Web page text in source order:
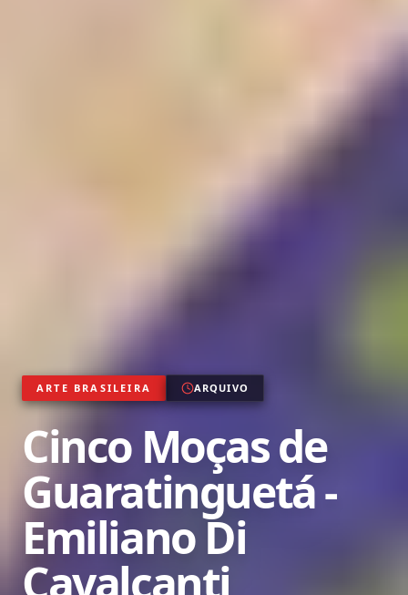
ARTE BRASILEIRA ARQUIVO
Cinco Moças de
Guaratinguetá -
Emiliano Di
Cavalcanti